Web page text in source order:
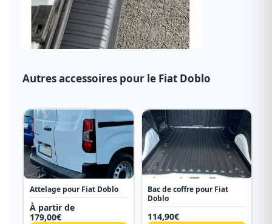
Autres accessoires pour le Fiat Doblo
Attelage pour Fiat Doblo
À partir de
179,00€
Bac de coffre pour Fiat
Doblo
114,90€